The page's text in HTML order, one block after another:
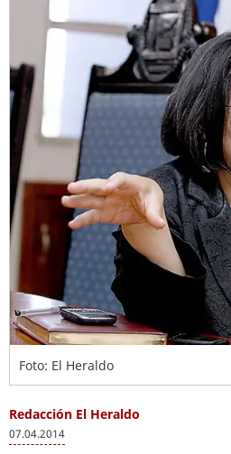
Foto: El Heraldo
Redacción El Heraldo
07.04.2014